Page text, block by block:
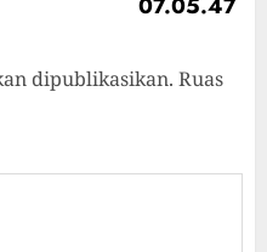
dipublikasikan. Ruas